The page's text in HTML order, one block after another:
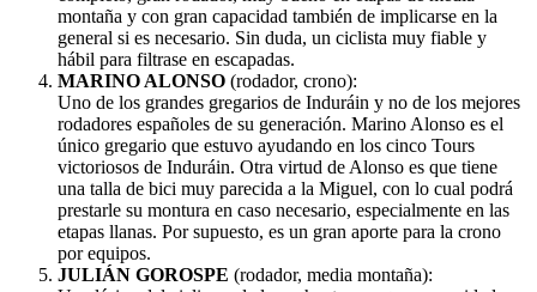
montaña y con gran capacidad también de implicarse en la
general si es necesario. Sin duda, un ciclista muy fiable y
hábil para filtrase en escapadas.
MARINO ALONSO (rodador, crono):
Uno de los grandes gregarios de Induráin y no de los mejores
rodadores españoles de su generación. Marino Alonso es el
único gregario que estuvo ayudando en los cinco Tours
victoriosos de Induráin. Otra virtud de Alonso es que tiene
una talla de bici muy parecida a la Miguel, con lo cual podrá
prestarle su montura en caso necesario, especialmente en las
etapas llanas. Por supuesto, es un gran aporte para la crono
por equipos.
JULIÁN GOROSPE (rodador, media montaña):